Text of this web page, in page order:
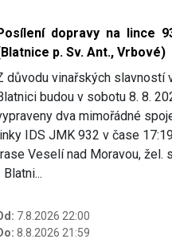
dopravy na lince
p. Sv. Ant., Vrbové)
důvodu vinařských slavností
budou v sobotu 8. 8.
dva mimořádné
linky IDS JMK 932 v čase
Veselí nad Moravou, žel.
Blatni...
7.8.2026 22:00
8.8.2026 21:59